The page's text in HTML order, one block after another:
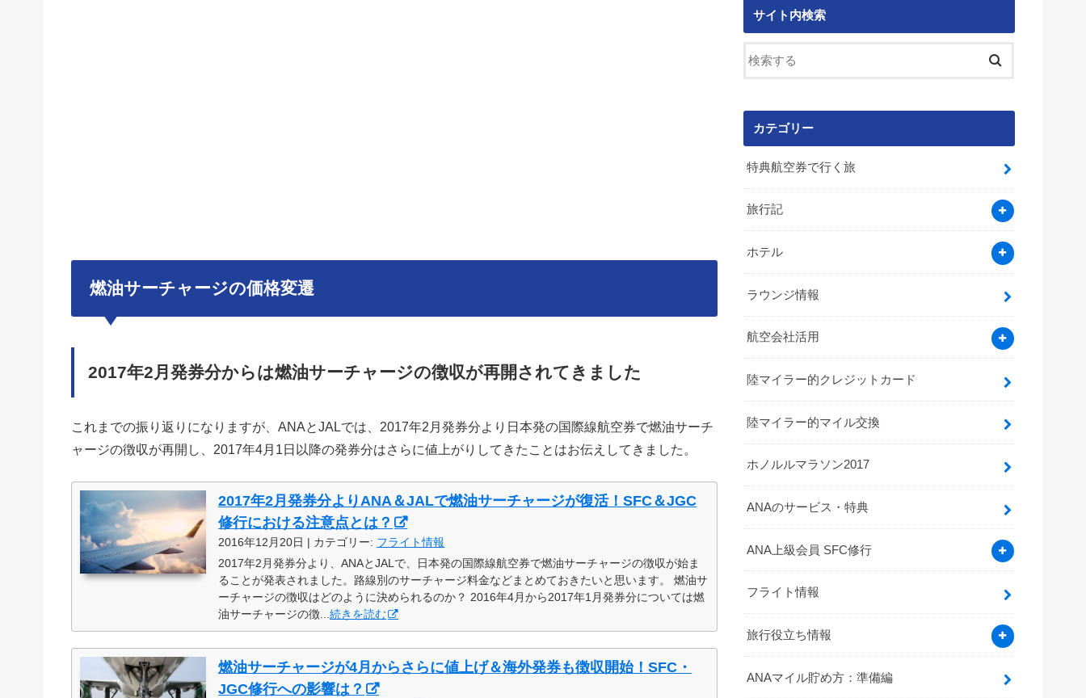
燃油サーチャージの価格変遷
2017年2月発券分からは燃油サーチャージの徴収が再開されてきました
これまでの振り返りになりますが、ANAとJALでは、2017年2月発券分より日本発の国際線航空券で燃油サーチ
ャージの徴収が再開し、2017年4月1日以降の発券分はさらに値上がりしてきたことはお伝えしてきました。
2017年2月発券分よりANA＆JALで燃油サーチャージが復活！SFC＆JGC
修行における注意点とは？
2016年12月20日 | カテゴリー: フライト情報
2017年2月発券分より、ANAとJALで、日本発の国際線航空券で燃油サーチャージの徴収が始ま
ることが発表されました。路線別のサーチャージ料金などまとめておきたいと思います。 燃油サ
ーチャージの徴収はどのように決められるのか？ 2016年4月から2017年1月発券分については燃
油サーチャージの徴...続きを読む
燃油サーチャージが4月からさらに値上げ＆海外発券も徴収開始！SFC・
JGC修行への影響は？
サイト内検索
カテゴリー
特典航空券で行く旅
旅行記
ホテル
ラウンジ情報
航空会社活用
陸マイラー的クレジットカード
陸マイラー的マイル交換
ホノルルマラソン2017
ANAのサービス・特典
ANA上級会員 SFC修行
フライト情報
旅行役立ち情報
ANAマイル貯め方：準備編